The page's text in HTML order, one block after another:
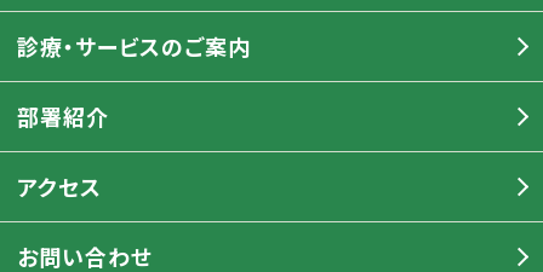
診療・サービスのご案内
部署紹介
アクセス
お問い合わせ